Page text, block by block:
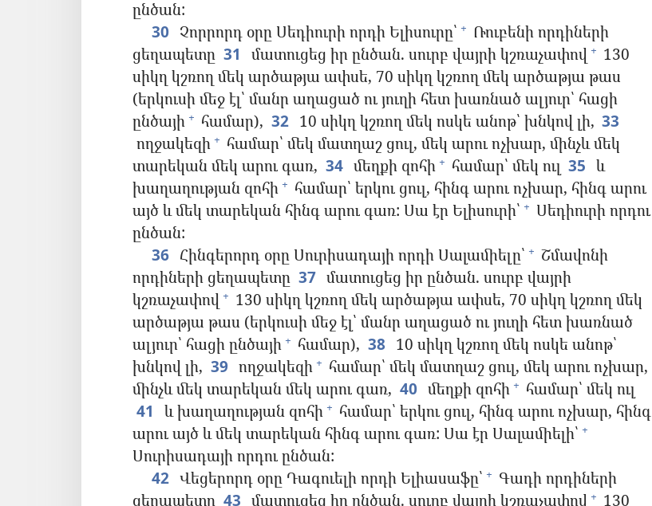
ընծան:
30 Չորրորդ օրը Սեդիուրի որդի Ելիսուրը՝ +
Ռուբենի որդիների
ցեղապետը 31 մատուցեց իր ընծան. սուրբ վայրի կշռաչափով + 130
սիկղ կշռող մեկ արծաթյա ափսե, 70 սիկղ կշռող մեկ արծաթյա թաս
(երկուսի մեջ էլ՝ մանր աղացած ու յուղի հետ խառնած ալյուր՝ հացի
ընծայի + համար), 32 10 սիկղ կշռող մեկ ոսկե անոթ՝ խնկով լի, 33
ողջակեզի + համար՝ մեկ մատղաշ ցուլ, մեկ արու ոչխար, մինչև մեկ
տարեկան մեկ արու գառ, 34 մեղքի զոհի + համար՝ մեկ ուլ 35 և
խաղաղության զոհի + համար՝ երկու ցուլ, հինգ արու ոչխար, հինգ արու
այծ և մեկ տարեկան հինգ արու գառ: Սա էր Ելիսուրի՝ + Սեդիուրի որդու
ընծան:
36 Հինգերորդ օրը Սուրիսադայի որդի Սալամիելը՝ + Շմավոնի
որդիների ցեղապետը 37 մատուցեց իր ընծան. սուրբ վայրի
կշռաչափով + 130 սիկղ կշռող մեկ արծաթյա ափսե, 70 սիկղ կշռող մեկ
արծաթյա թաս (երկուսի մեջ էլ՝ մանր աղացած ու յուղի հետ խառնած
ալյուր՝ հացի ընծայի + համար), 38 10 սիկղ կշռող մեկ ոսկե անոթ՝
խնկով լի, 39 ողջակեզի + համար՝ մեկ մատղաշ ցուլ, մեկ արու ոչխար,
մինչև մեկ տարեկան մեկ արու գառ, 40 մեղքի զոհի + համար՝ մեկ ուլ
41 և խաղաղության զոհի + համար՝ երկու ցուլ, հինգ արու ոչխար, հինգ
արու այծ և մեկ տարեկան հինգ արու գառ: Սա էր Սալամիելի՝ +
Սուրիսադայի որդու ընծան:
42 Վեցերորդ օրը Դագուելի որդի Ելիասաֆը՝ + Գադի որդիների
ցեղապետը 43 մատուցեց իր ընծան. սուրբ վայրի կշռաչափով + 130